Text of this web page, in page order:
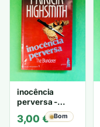
inocência
perversa -
PATRICIA
HIGHSMITH
3,00 € Bom